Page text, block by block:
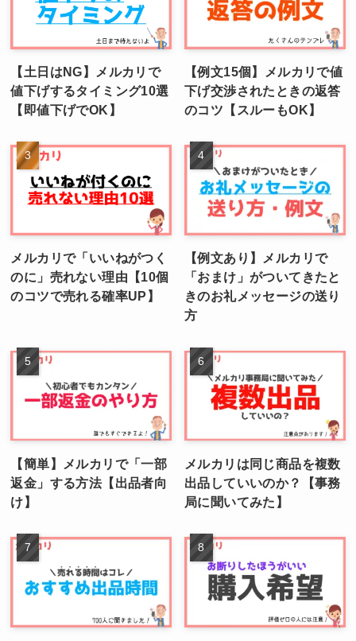
【土日はNG】メルカリで
値下げするタイミング10選
【即値下げでOK】
【例文15個】メルカリで値
下げ交渉されたときの返答
のコツ【スルーもOK】
メルカリで「いいねがつく
のに」売れない理由【10個
のコツで売れる確率UP】
【例文あり】メルカリで
「おまけ」がついてきたと
きのお礼メッセージの送り
方
【簡単】メルカリで「一部
返金」する方法【出品者向
け】
メルカリは同じ商品を複数
出品していいのか？【事務
局に聞いてみた】